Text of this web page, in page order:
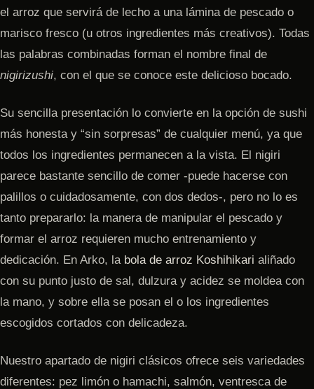
el arroz que servirá de lecho a una lámina de pescado o
marisco fresco (u otros ingredientes más creativos). Todas
las palabras combinadas forman el nombre final de
nigirizushi, con el que se conoce este delicioso bocado.
Su sencilla presentación lo convierte en la opción de sushi
más honesta y “sin sorpresas” de cualquier menú, ya que
todos los ingredientes permanecen a la vista. El nigiri
parece bastante sencillo de comer -puede hacerse con
palillos o cuidadosamente, con dos dedos-, pero no lo es
tanto prepararlo: la manera de manipular el pescado y
formar el arroz requieren mucho entrenamiento y
dedicación. En Arko, la bola de arroz Koshihikari aliñado
con su punto justo de sal, dulzura y acidez se moldea con
la mano, y sobre ella se posan el o los ingredientes
escogidos cortados con delicadeza.
Nuestro apartado de nigiri clásicos ofrece seis variedades
diferentes: pez limón o hamachi, salmón, ventresca de